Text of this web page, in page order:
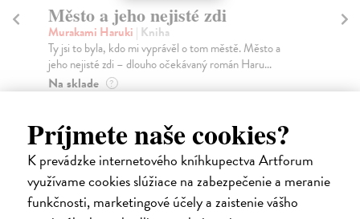
Príjmete naše cookies?
K prevádzke internetového kníhkupectva Artforum
využívame cookies slúžiace na zabezpečenie a meranie
funkčnosti, marketingové účely a zaistenie vášho
Město a jeho nejisté zdi
Murakami Haruki | Kniha
Ty jsi to byla, kdo mi vyprávěl o tom městě. Město a
jeho nejisté zdi – dlouho očekávaný román Haru...
Na sklade ?
32,85 € ?